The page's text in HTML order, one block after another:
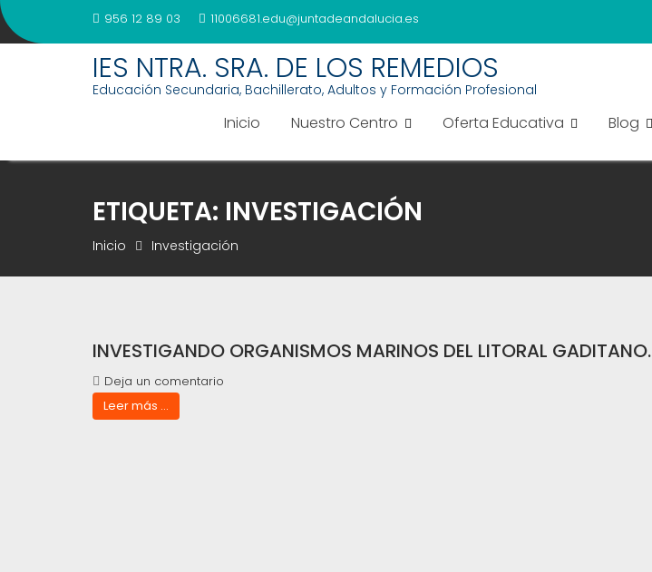
Saltar
al
956 12 89 03 11006681.edu@juntadeandalucia.es
IES NTRA. SRA. DE LOS REMEDIOS
Educación Secundaria, Bachillerato, Adultos y Formación Profesional
Inicio Nuestro Centro Oferta Educativa Blog
ETIQUETA: INVESTIGACIÓN
Inicio Investigación
INVESTIGANDO ORGANISMOS MARINOS DEL LITORAL GADITANO.
Deja un comentario
Leer más ...